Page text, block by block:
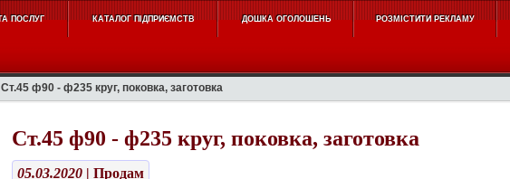
ПОСЛУГ КАТАЛОГ ПІДПРИЄМСТВ ДОШКА ОГОЛОШЕНЬ РОЗМІСТИТИ РЕКЛАМУ
Ст.45 ф90 - ф235 круг, поковка, заготовка
Ст.45 ф90 - ф235 круг, поковка, заготовка
05.03.2020 | Продам